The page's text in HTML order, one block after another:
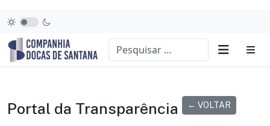
Portal da Transparência ← VOLTAR